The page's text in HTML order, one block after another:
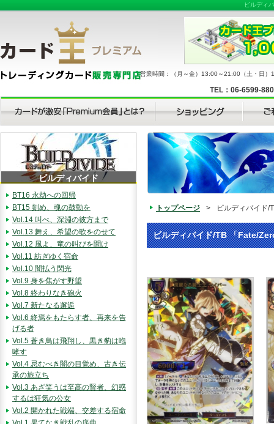
ビルディ
営業時間：（月～金）13:00～21:00（土・日
TEL：06-6599-
トップページ > ビルディバイド/
ビルディバイド/TB 「Fate/
ビルディバイド
BT16 永劫への回帰
BT15 刻め、魂の鼓動を
Vol.14 叫べ、深淵の彼方まで
Vol.13 舞え、希望の歌をのせて
Vol.12 風よ、竜の叫びを聞け
Vol.11 紡ぎゆく宿命
Vol.10 闇払う閃光
Vol.9 身を焦がす野望
Vol.8 終わりなき砲火
Vol.7 新たなる邂逅
Vol.6 終焉をもたらす者、再来を告
げる者
Vol.5 蒼き鳥は飛翔し、黒き豹は咆
哮す
Vol.4 忌むべき闇の目覚め、古き伝
承の旅立ち
Vol.3 あざ笑うは至高の賢者、幻惑
するは狂気の公女
Vol.2 開かれた戦端、交差する宿命